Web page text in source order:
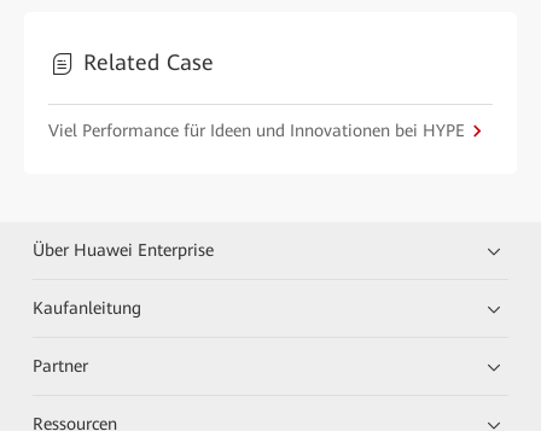
Related Case
Viel Performance für Ideen und Innovationen bei HYPE
Über Huawei Enterprise
Kaufanleitung
Partner
Ressourcen